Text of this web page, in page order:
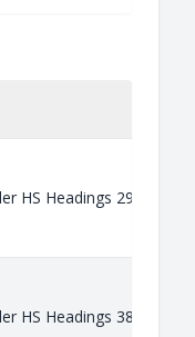
HS Headings 2903
HS Headings 3827